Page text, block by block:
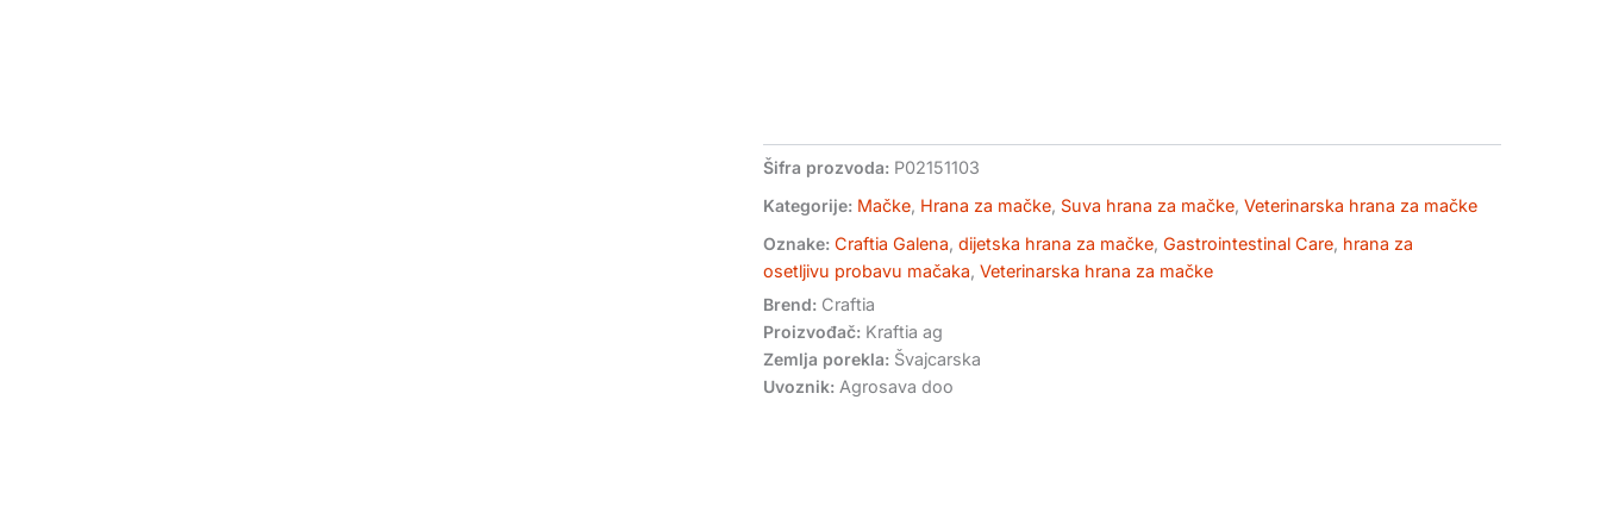
količina
Šifra prozvoda: P02151103
Kategorije: Mačke, Hrana za mačke, Suva hrana za mačke, Veterinarska hrana za mačke
Oznake: Craftia Galena, dijetska hrana za mačke, Gastrointestinal Care, hrana za
osetljivu probavu mačaka, Veterinarska hrana za mačke
Brend: Craftia
Proizvođač: Kraftia ag
Zemlja porekla: Švajcarska
Uvoznik: Agrosava doo